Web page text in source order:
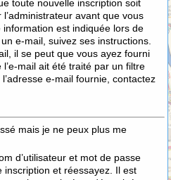
toute nouvelle inscription soit
avant que vous
est indiquée lors de
e-mail, suivez ses instructions.
il se peut que vous ayez fourni
mail ait été traité par un filtre
e-mail fournie, contactez
mais je ne peux plus me
d’utilisateur et mot de passe
inscription et réessayez. Il est